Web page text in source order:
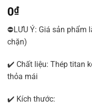
0₫
⛔LƯU Ý: Giá sản
chặn)
✔️ Chất liệu: Thép titan
thỏa mái
✔️ Kích thước: